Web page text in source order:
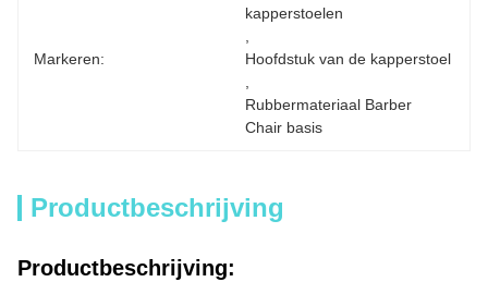
Markeren:
kapperstoelen
Hoofdstuk van de kapperstoel
Rubbermateriaal Barber
Chair basis
Productbeschrijving
Productbeschrijving: